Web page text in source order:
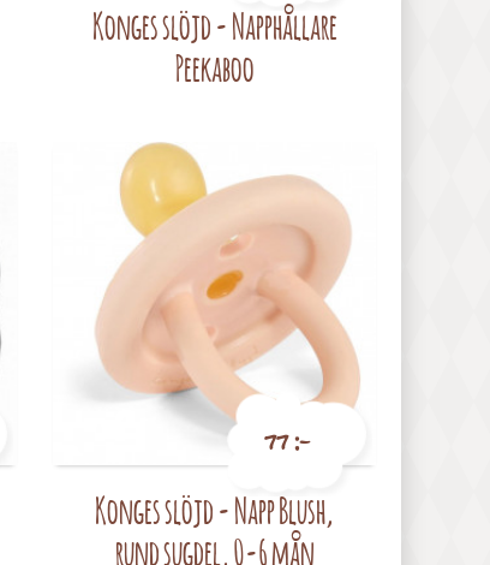
Pris
Konges slöjd - Napphållare
Peekaboo
Pris
77 :-
Konges slöjd - Napp Blush,
rund sugdel, 0-6 mån